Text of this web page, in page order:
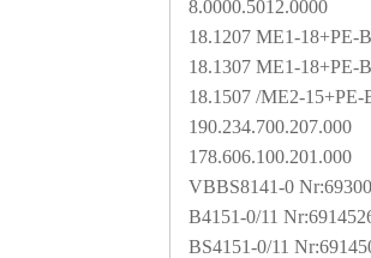
8.0000.5012.0000
18.1207 ME1-18+PE-
18.1307 ME1-18+PE-
18.1507 /ME2-
190.234.700.207.000
178.606.100.201.000
VBBS8141-0
B4151-0/11
BS4151-0/11